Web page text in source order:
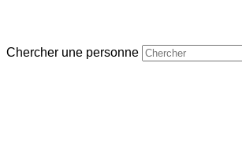
Chercher une personne